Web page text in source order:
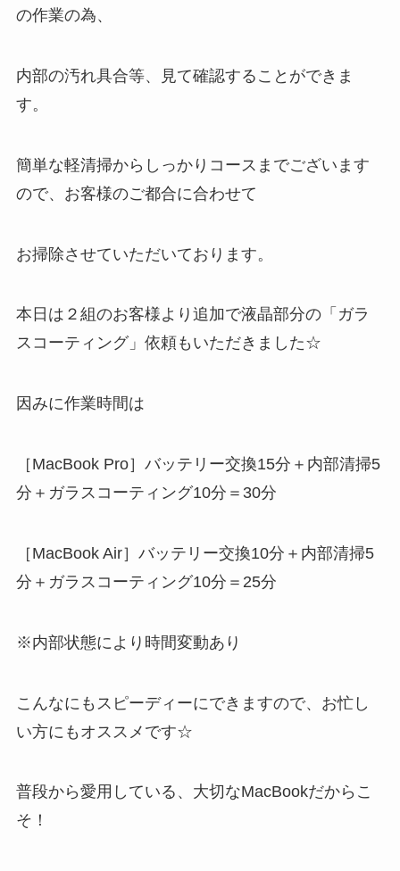
の作業の為、
内部の汚れ具合等、見て確認することができま
す。
簡単な軽清掃からしっかりコースまでございます
ので、お客様のご都合に合わせて
お掃除させていただいております。
本日は２組のお客様より追加で液晶部分の「ガラ
スコーティング」依頼もいただきました☆
因みに作業時間は
［MacBook Pro］バッテリー交換15分＋内部清掃5
分＋ガラスコーティング10分＝30分
［MacBook Air］バッテリー交換10分＋内部清掃5
分＋ガラスコーティング10分＝25分
※内部状態により時間変動あり
こんなにもスピーディーにできますので、お忙し
い方にもオススメです☆
普段から愛用している、大切なMacBookだからこ
そ！